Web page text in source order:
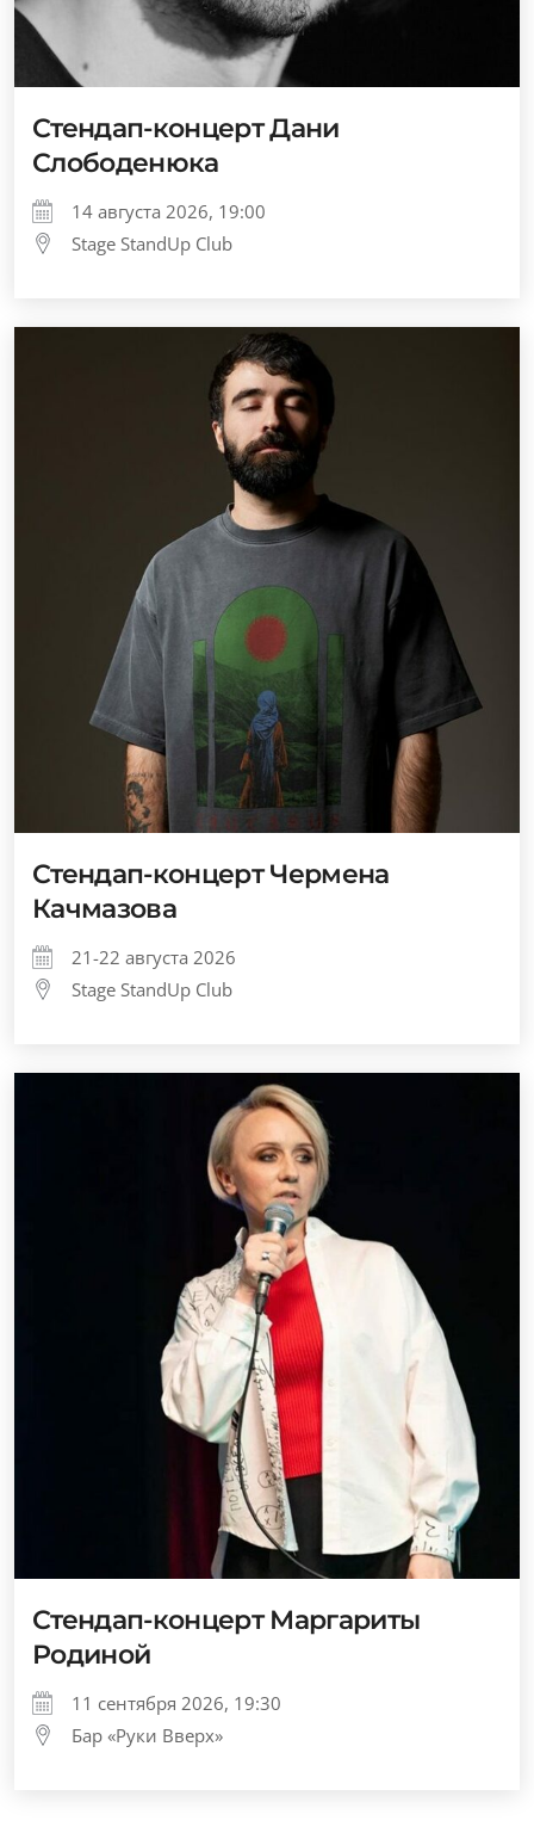
Стендап-концерт Дани
Слободенюка
14 августа 2026, 19:00
Stage StandUp Club
Стендап-концерт Чермена
Качмазова
21-22 августа 2026
Stage StandUp Club
Стендап-концерт Маргариты
Родиной
11 сентября 2026, 19:30
Бар «Руки Вверх»